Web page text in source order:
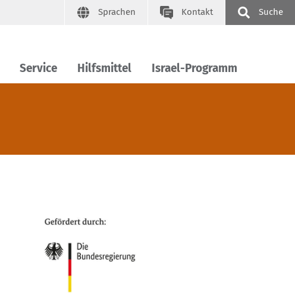
Sprachen Kontakt Suche
Service Hilfsmittel Israel-Programm